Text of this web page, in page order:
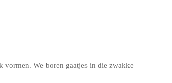
We boren gaatjes in die zwakke